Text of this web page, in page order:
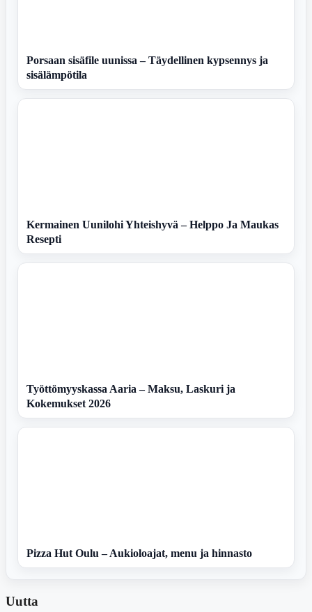
Porsaan sisäfile uunissa – Täydellinen kypsennys ja
sisälämpötila
Kermainen Uunilohi Yhteishyvä – Helppo Ja Maukas
Resepti
Työttömyyskassa Aaria – Maksu, Laskuri ja
Kokemukset 2026
Pizza Hut Oulu – Aukioloajat, menu ja hinnasto
Uutta